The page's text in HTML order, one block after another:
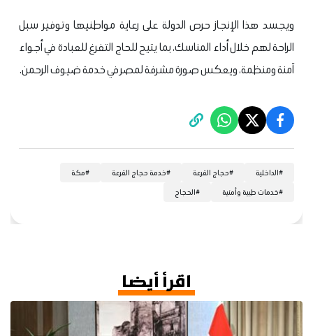
ويجسد هذا الإنجاز حرص الدولة على رعاية مواطنيها وتوفير سبل
الراحة لهم خلال أداء المناسك، بما يتيح للحاج التفرغ للعبادة في أجواء
آمنة ومنظمة، ويعكس صورة مشرفة لمصر في خدمة ضيوف الرحمن.
#الداخلية #حجاج القرعة #خدمة حجاج القرعة #مكة
#خدمات طبية وأمنية #الحجاج
اقرأ أيضا